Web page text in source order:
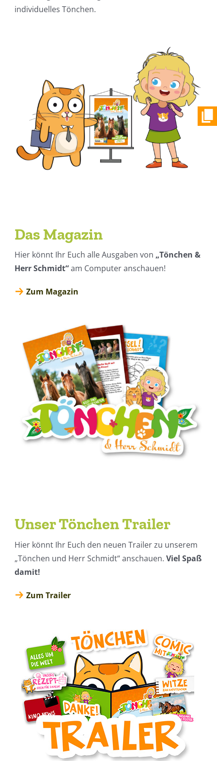
individuelles Tönchen.
Das Magazin
Hier könnt Ihr Euch alle Ausgaben von „Tönchen &
Herr Schmidt“am Computer anschauen!
Zum Magazin
Unser Tönchen Trailer
Hier könnt Ihr Euch den neuen Trailer zu unserem
„Tönchen und Herr Schmidt“ anschauen. Viel Spaß
damit!
Zum Trailer